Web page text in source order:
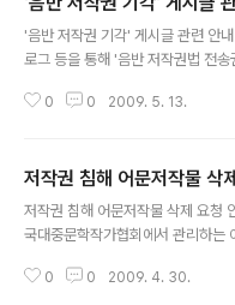
'음반 저작권 기각' 게시글 관련 안
로그 등을 통해 '음반 저작권법 전
게시글이 유포되고 있어 회원 여러
0 0 2009. 5. 13.
저작권 침해 어문저작물 삭
저작권 침해 어문저작물 삭제 요청
국대중문학작가협회에서 관리하는
작가님들의 소설류)에 대한 강력한
0 0 2009. 4. 30.